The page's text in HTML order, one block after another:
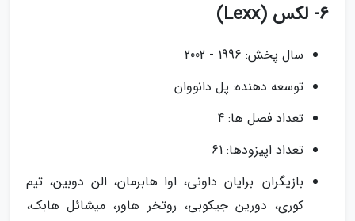
6- لکس (Lexx)
سال پخش: 1996 - 2002
توسعه دهنده: پل دانووان
تعداد فصل ها: 4
تعداد اپیزودها: 61
بازیگران: برایان داونی، اوا هابرمان، الن دوبین، تیم
کوری، دورین جیکوبی، روتخر هاور، میشائل هابک،